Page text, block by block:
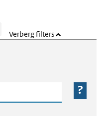
Verberg filters